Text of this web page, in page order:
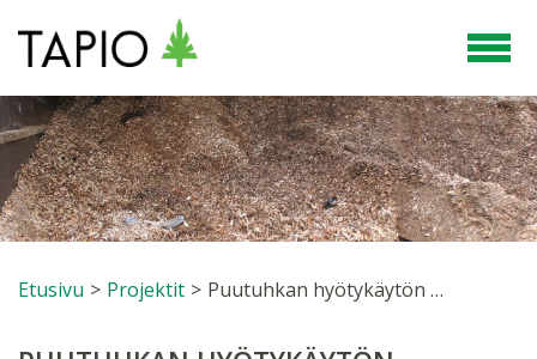
Etusivu > Projektit > Puutuhkan hyötykäytön ekosysteemikiihdyttämöt